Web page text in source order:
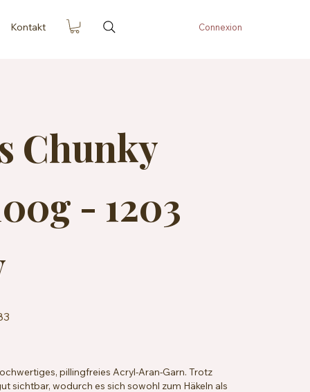
Kontakt Connexion
Chunky
- 1203
pillingfreies Acryl-Aran-Garn. Trotz
sichtbar, wodurch es sich sowohl zum Häkeln als